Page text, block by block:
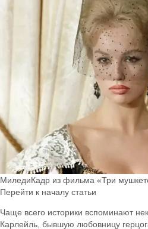
МиледиКадр из фильма «Три
Перейти к началу статьи
Чаще всего историки вспоминают
Карлейль, бывшую любовницу